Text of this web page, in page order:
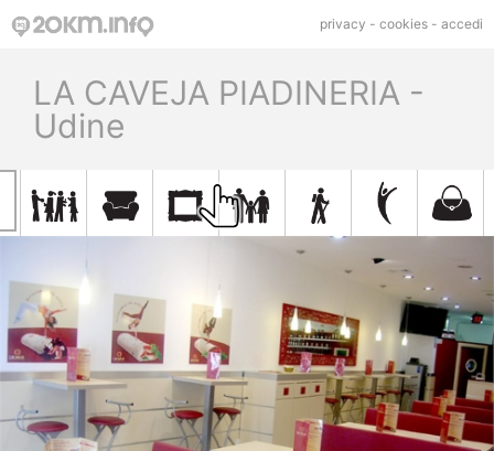
privacy - cookies - accedi
LA CAVEJA PIADINERIA -
Udine